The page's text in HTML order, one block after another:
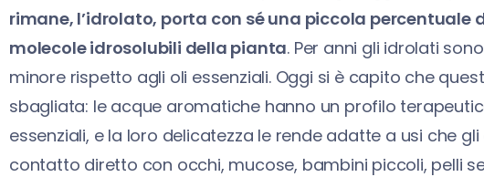
rimane, l’idrolato, porta con sé una piccola percentuale
molecole idrosolubili della pianta. Per anni gli idrolati
minore rispetto agli oli essenziali. Oggi si è capito che
sbagliata: le acque aromatiche hanno un profilo
essenziali, e la loro delicatezza le rende adatte a usi che
contatto diretto con occhi, mucose, bambini piccoli, pelli